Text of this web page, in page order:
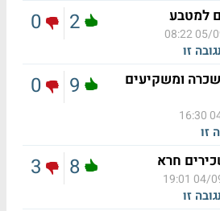
למטבע
05/
זו
2
0
ומשקיעים
זו
9
0
חרא
04/09/
זו
8
3